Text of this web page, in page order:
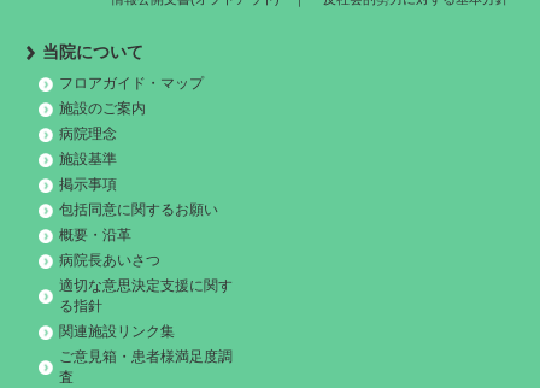
当院について
フロアガイド・マップ
施設のご案内
病院理念
施設基準
掲示事項
包括同意に関するお願い
概要・沿革
病院長あいさつ
適切な意思決定支援に関す
る指針
関連施設リンク集
ご意見箱・患者様満足度調
査